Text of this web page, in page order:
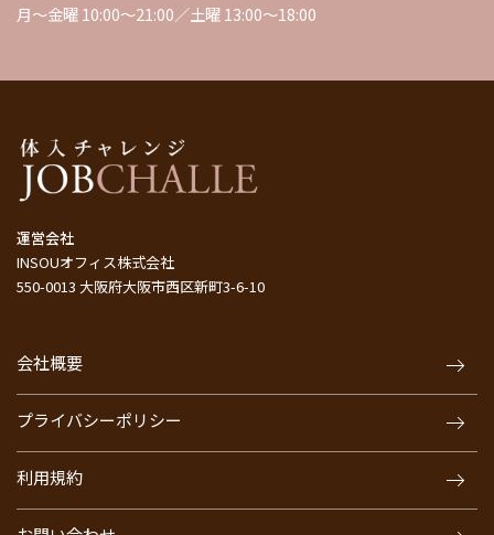
月～金曜 10:00～21:00／土曜 13:00～18:00
運営会社
INSOUオフィス株式会社
550-0013 大阪府大阪市西区新町3-6-10
会社概要
プライバシーポリシー
利用規約